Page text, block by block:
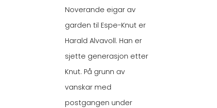
Noverande eigar av
garden til Espe-Knut er
Harald Alvavoll. Han er
sjette generasjon etter
Knut. På grunn av
vanskar med
postgangen under